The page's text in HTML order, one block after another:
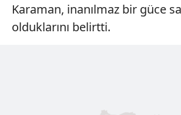
Karaman, inanılmaz bir güce
olduklarını belirtti.